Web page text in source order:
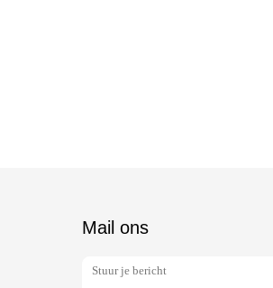
Mail ons